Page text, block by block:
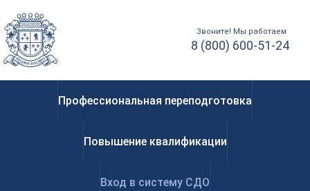
Звоните! Мы работаем
8 (800) 600-51-24
Профессиональная переподготовка
Повышение квалификации
Вход в систему СДО